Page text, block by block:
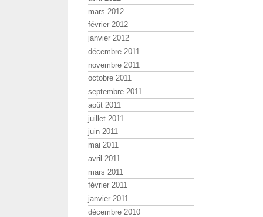
mars 2012
février 2012
janvier 2012
décembre 2011
novembre 2011
octobre 2011
septembre 2011
août 2011
juillet 2011
juin 2011
mai 2011
avril 2011
mars 2011
février 2011
janvier 2011
décembre 2010